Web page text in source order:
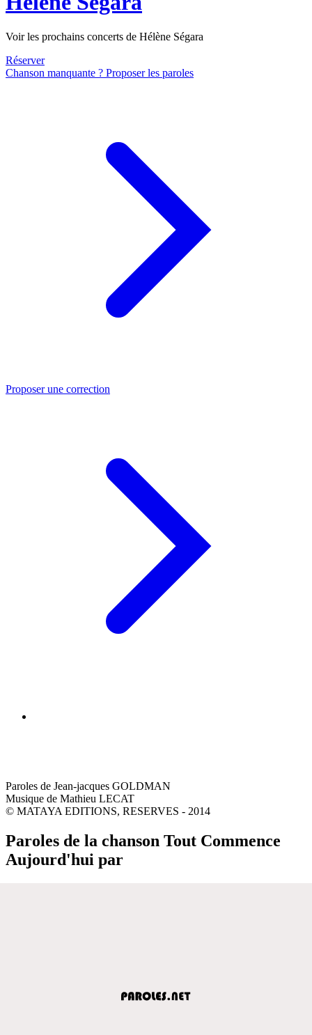
Voir les prochains concerts de Hélène Ségara
Réserver
Chanson manquante ? Proposer les paroles
Proposer une correction
Paroles de Jean-jacques GOLDMAN
Musique de Mathieu LECAT
© MATAYA EDITIONS, RESERVES - 2014
Paroles de la chanson Tout Commence
Aujourd'hui par